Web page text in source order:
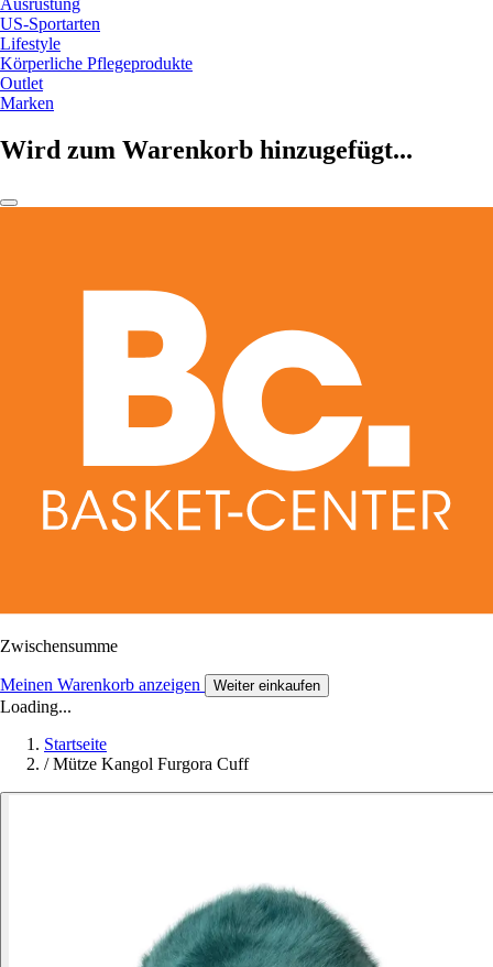
Ausrüstung
US-Sportarten
Lifestyle
Körperliche Pflegeprodukte
Outlet
Marken
Wird zum Warenkorb hinzugefügt...
Zwischensumme
Meinen Warenkorb anzeigen Weiter einkaufen
Loading...
Startseite
/ Mütze Kangol Furgora Cuff